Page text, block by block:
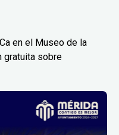
en el Museo de la
gratuita sobre